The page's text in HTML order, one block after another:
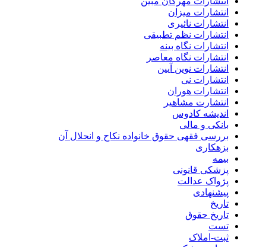
انتشارات میزان
انتشارات نائیری
انتشارات نظم تطبیقی
انتشارات نگاه بینه
انتشارات نگاه معاصر
انتشارات نوین آیین
انتشارات نی
انتشارات هوران
انتشارت مشاهیر
اندیشه کادوس
بانکی و مالی
بررسی فقهی حقوق خانواده نکاح و انحلال آن
بزهکاری
بیمه
پزشکی قانونی
پژواک عدالت
پیشنهادی
تاریخ
تاریخ حقوق
تست
ثبت-املاک